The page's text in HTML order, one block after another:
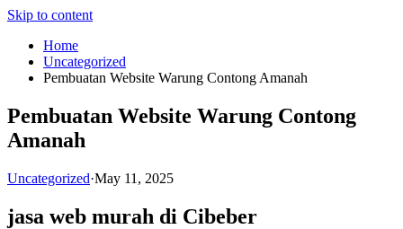
Skip to content
Home
Uncategorized
Pembuatan Website Warung Contong Amanah
Pembuatan Website Warung Contong
Amanah
Uncategorized·May 11, 2025
jasa web murah di Cibeber